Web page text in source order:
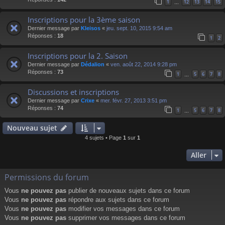
1 12 13 14 15
Inscriptions pour la 3ème saison
Dernier message par Kleisos « jeu. sept. 10, 2015 9:54 am
Réponses : 18 1 2
Inscriptions pour la 2. Saison
Dernier message par Dédalion « ven. août 22, 2014 9:28 pm
Réponses : 73 1 5 6 7 8
Discussions et inscriptions
Dernier message par Crixe « mer. févr. 27, 2013 3:51 pm
Réponses : 74 1 5 6 7 8
Nouveau sujet
4 sujets • Page 1 sur 1
Aller
Permissions du forum
Vous ne pouvez pas publier de nouveaux sujets dans ce forum
Vous ne pouvez pas répondre aux sujets dans ce forum
Vous ne pouvez pas modifier vos messages dans ce forum
Vous ne pouvez pas supprimer vos messages dans ce forum